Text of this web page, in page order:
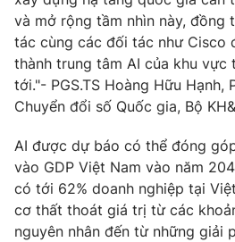
Photo
Video
VTV Money VTV
VTV Sức khoẻ Bất
và mở rộng tầm nhìn này, đồng
tác cùng các đối tác như Cisco
thành trung tâm AI của khu vực
tới."- PGS.TS Hoàng Hữu Hạnh,
Chuyển đổi số Quốc gia, Bộ
AI được dự báo có thể đóng
vào GDP Việt Nam vào năm
có tới 62% doanh nghiệp tại
cơ thất thoát giá trị từ các
nguyên nhân đến từ những giải